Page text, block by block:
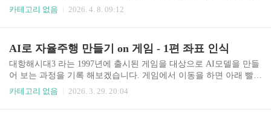
는데, 이걸 해결합니다.// 백그라운드 스레드에서 UI 업데이트할 때
다.IDisposable 인터페이스를 구현하면 using 문을 쓸 수 있습니다.// u
sing 블록이 끝나면 자동으로 Dispose() 호출됨using (var conn = new S
qlConnection(connStr)){ ..
카테고리 없음 2026. 4. 8. 09:12
AI로 자율주행 만들기 on 게임 - 1편 좌표 인식
대항해시대3 라는 1997년에 출시된 게임을 대상으로 AI모델을 만들
어 보는 과정을 기록 해보겠습니다. 게임에서 이동을 하면 아래 빨간
줄 친 위도 경도가 바뀌는데요 이것을 인식 해서 자동으로 이동하도
카테고리 없음 2026. 3. 29. 20:04